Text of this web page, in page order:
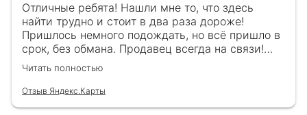
Отличные ребята! Нашли мне то, что здесь
найти трудно и стоит в два раза дороже!
Пришлось немного подождать, но всё пришло в
срок, без обмана. Продавец всегда на связи!
Буду ещё обращаться! 👍
Читать полностью
Отзыв Яндекс.Карты